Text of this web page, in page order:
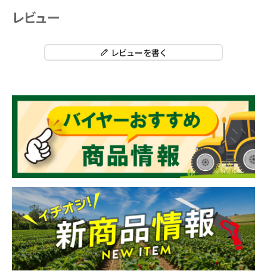
レビュー
レビューを書く